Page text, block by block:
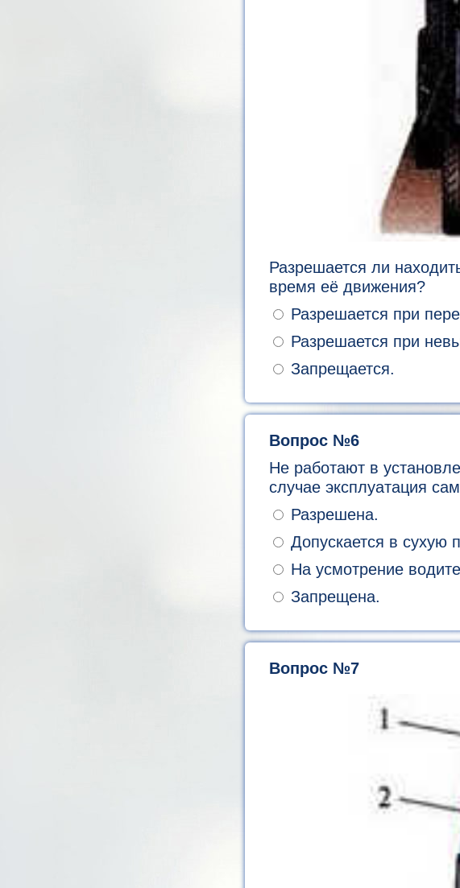
Разрешается ли
время её движения?
Разрешается при
Разрешается при
Запрещается.
Вопрос №6
Не работают в
случае эксплуатация
Разрешена.
Допускается в сухую
На усмотрение
Запрещена.
Вопрос №7